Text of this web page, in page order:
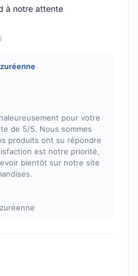
à notre attente
pour votre
de 5/5. Nous sommes
produits ont su répondre
est notre priorité,
bientôt sur notre site